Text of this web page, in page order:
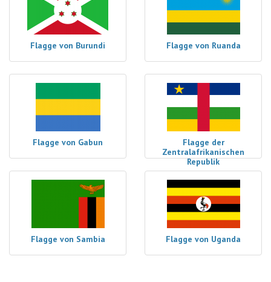
Flagge von Burundi Flagge von Ruanda
Flagge von Gabun
Flagge der
Zentralafrikanischen
Republik
Flagge von Sambia Flagge von Uganda